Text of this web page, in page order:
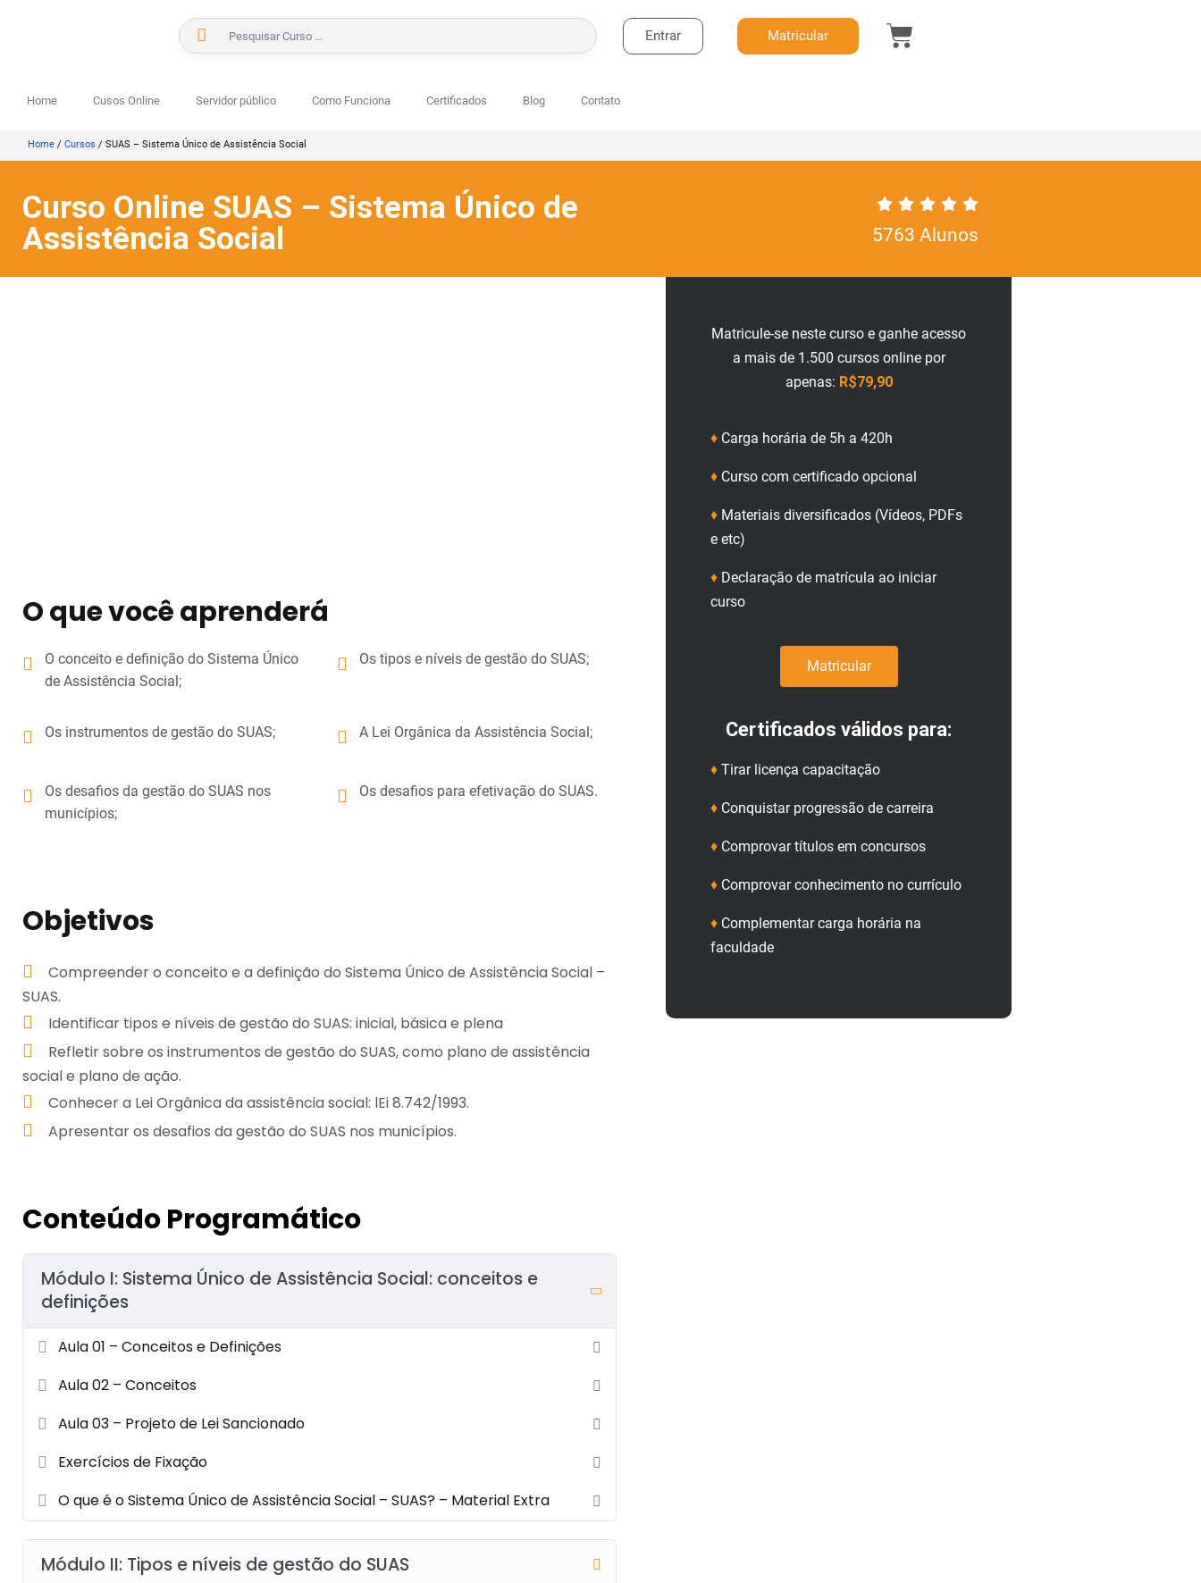
BUSCAR Entrar Matricular
Home Cusos Online Servidor público Como Funciona Certificados Blog Contato
Home / Cursos / SUAS – Sistema Único de Assistência Social
Curso Online SUAS – Sistema Único de
Assistência Social
5763 Alunos
O que você aprenderá
O conceito e definição do Sistema Único
de Assistência Social;
Os tipos e níveis de gestão do SUAS;
Os instrumentos de gestão do SUAS; A Lei Orgânica da Assistência Social;
Os desafios da gestão do SUAS nos
municípios;
Os desafios para efetivação do SUAS.
Objetivos
Compreender o conceito e a definição do Sistema Único de Assistência Social –
SUAS.
Identificar tipos e níveis de gestão do SUAS: inicial, básica e plena
Refletir sobre os instrumentos de gestão do SUAS, como plano de assistência
social e plano de ação.
Conhecer a Lei Orgânica da assistência social: lEi 8.742/1993.
Apresentar os desafios da gestão do SUAS nos municípios.
Conteúdo Programático
Módulo I: Sistema Único de Assistência Social: conceitos e
definições
Aula 01 – Conceitos e Definições
Aula 02 – Conceitos
Aula 03 – Projeto de Lei Sancionado
Exercícios de Fixação
O que é o Sistema Único de Assistência Social – SUAS? – Material Extra
Módulo II: Tipos e níveis de gestão do SUAS
Matricule-se neste curso e ganhe acesso
a mais de 1.500 cursos online por
apenas: R$79,90
♦ Carga horária de 5h a 420h
♦ Curso com certificado opcional
♦ Materiais diversificados (Vídeos, PDFs
e etc)
♦ Declaração de matrícula ao iniciar
curso
Matricular
Certificados válidos para:
♦ Tirar licença capacitação
♦ Conquistar progressão de carreira
♦ Comprovar títulos em concursos
♦ Comprovar conhecimento no currículo
♦ Complementar carga horária na
faculdade